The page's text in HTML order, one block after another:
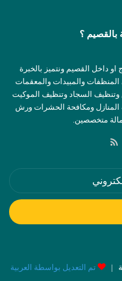
بالقصيم ؟
داخل القصيم ونتميز بالخبرة
المنظفات والمبيدات والمعقمات
السجاد وتنظيف الموكيت
ومكافحة الحشرات ورش
متخصصين.
RSS
تم التعديل بواسطة العربية